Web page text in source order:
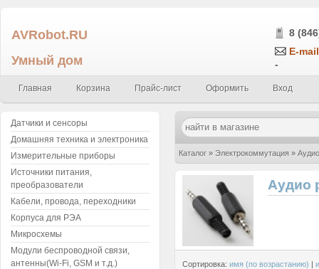
AVRobot.RU
Умный дом
8
E-
-
Главная Корзина Прайс-лист Оформить Вход
Каталог » Электрокоммутация »
Аудио
Сортировка: имя (по возрастанию) |
Датчики и сенсоры
Домашняя техника и электроника
Измерительные приборы
Источники питания,
преобразователи
Кабели, провода, переходники
Корпуса для РЭА
Микросхемы
Модули беспроводной связи,
антенны(Wi-Fi, GSM и т.д.)